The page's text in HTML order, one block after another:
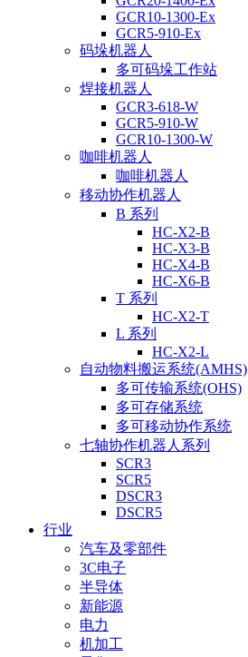
GCR10-1300-Ex
GCR5-910-Ex
码垛机器人
多可码垛工作站
焊接机器人
GCR3-618-W
GCR5-910-W
GCR10-1300-W
咖啡机器人
咖啡机器人
移动协作机器人
B 系列
HC-X2-B
HC-X3-B
HC-X4-B
HC-X6-B
T 系列
HC-X2-T
L 系列
HC-X2-L
自动物料搬运系统(AMHS)
多可传输系统(OHS)
多可存储系统
多可移动协作系统
七轴协作机器人系列
SCR3
SCR5
DSCR3
DSCR5
行业
汽车及零部件
3C电子
半导体
新能源
电力
机加工